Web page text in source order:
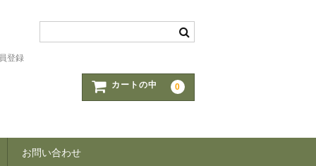
登録
カートの中 0
お問い合わせ